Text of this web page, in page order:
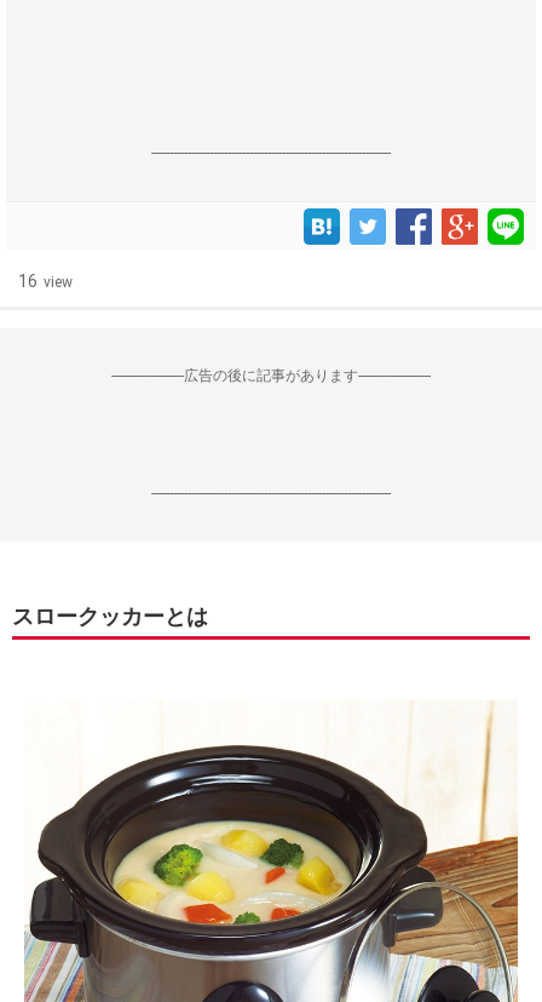
------------------------------------------------------------------
16 view
--------------------広告の後に記事があります--------------------
------------------------------------------------------------------
スロークッカーとは